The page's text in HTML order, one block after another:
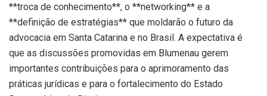
**troca de conhecimento**, o **networking** e a
**definição de estratégias** que moldarão o futuro da
advocacia em Santa Catarina e no Brasil. A expectativa é
que as discussões promovidas em Blumenau gerem
importantes contribuições para o aprimoramento das
práticas jurídicas e para o fortalecimento do Estado